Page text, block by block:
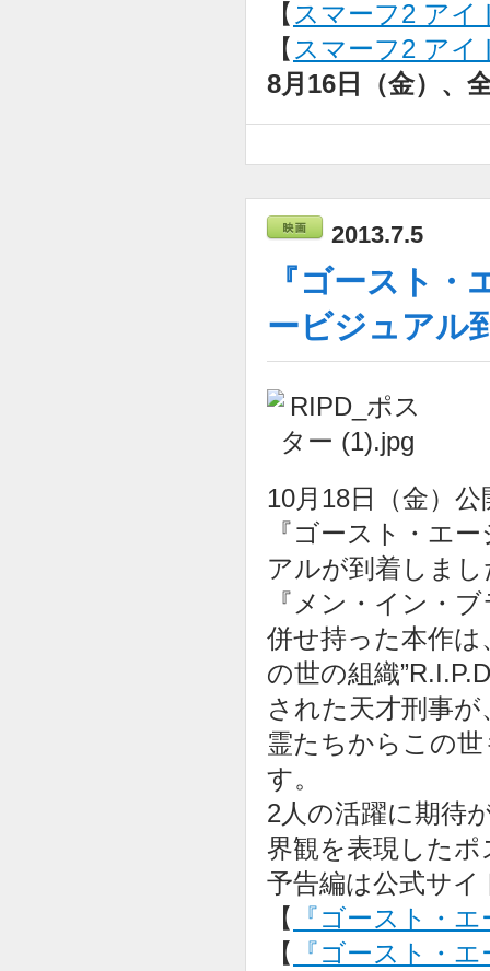
【 スマーフ2 アイ
【 スマーフ2 アイ
8月16日（金）、
2013.7.5
『ゴースト
ービジュアル
10月18日（金）
『ゴースト・エ
アルが到着しまし
『メン・イン・
併せ持った本作
の世の組織
された天才刑事
霊たちからこの
す。
2人の活躍に期待
界観を表現した
予告編は公式サ
【
『ゴースト・
【
『ゴースト・